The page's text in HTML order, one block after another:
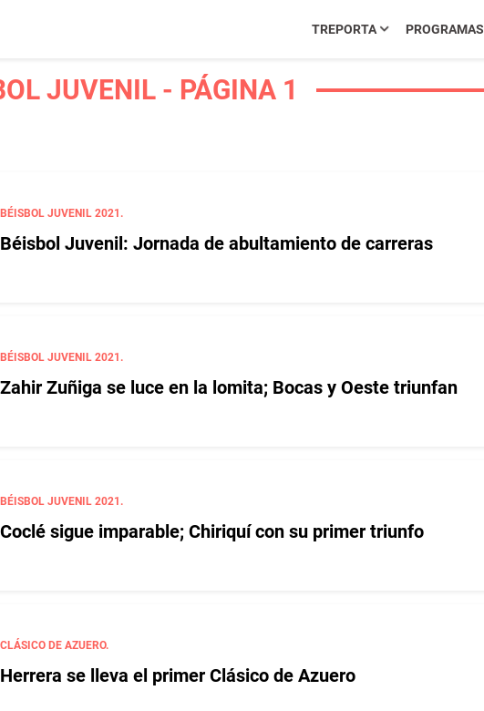
TREPORTA PROGRAMAS
JUVENIL - PÁGINA 1
BÉISBOL JUVENIL 2021.
Béisbol Juvenil: Jornada de abultamiento de carreras
BÉISBOL JUVENIL 2021.
Zahir Zuñiga se luce en la lomita; Bocas y Oeste triunfan
BÉISBOL JUVENIL 2021.
Coclé sigue imparable; Chiriquí con su primer triunfo
CLÁSICO DE AZUERO.
Herrera se lleva el primer Clásico de Azuero